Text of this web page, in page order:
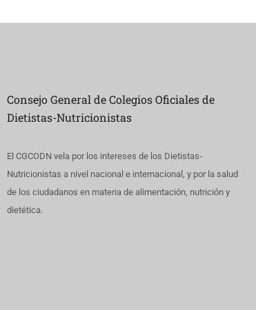
Consejo General de Colegios Oficiales de
Dietistas-Nutricionistas
El CGCODN vela por los intereses de los Dietistas-
Nutricionistas a nivel nacional e internacional, y por la salud
de los ciudadanos en materia de alimentación, nutrición y
dietética.